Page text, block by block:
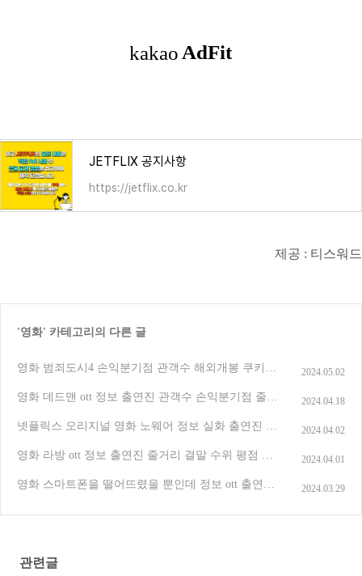
JETFLIX 공지사항
https://jetflix.co.kr
제공 : 티스워드
'영화' 카테고리의 다른 글
영화 범죄도시4 손익분기점 관객수 해외개봉 쿠키영
2024.05.02
영화 데드맨 ott 정보 출연진 관객수 손익분기점 줄거
2024.04.18
넷플릭스 오리지널 영화 노웨어 정보 실화 출연진 줄
2024.04.02
영화 라방 ott 정보 출연진 줄거리 결말 수위 평점 및
2024.04.01
영화 스마트폰을 떨어뜨렸을 뿐인데 정보 ott 출연진
2024.03.29
관련글